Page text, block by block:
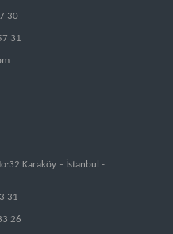
30
31
Karaköy – İstanbul -
31
26